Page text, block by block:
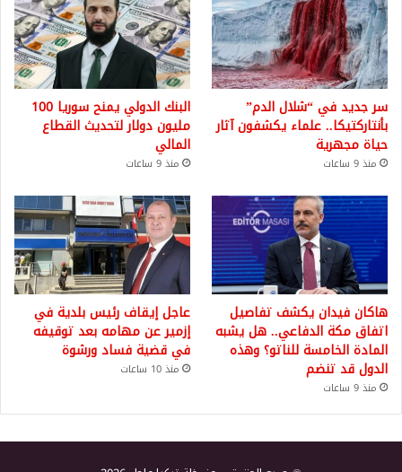
سر جديد في “شلال الدم”
بأنتاركتيكا.. علماء يكشفون آثار
حياة مجهرية
منذ 9 ساعات
البنك الدولي يمنح سوريا 100
مليون دولار لتحديث القطاع
المالي
منذ 9 ساعات
هاكان فيدان يكشف تفاصيل
اتفاق مكة الدفاعي.. هل يشبه
المادة الخامسة للناتو؟ وهذه
الدول قد تنضم
منذ 9 ساعات
عاجل إيقاف رئيس بلدية في
إزمير عن مهامه بعد توقيفه
في قضية فساد ورشوة
منذ 10 ساعات